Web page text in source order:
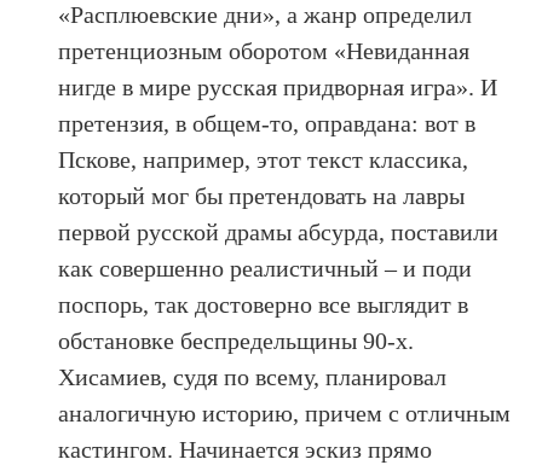
«Расплюевские дни», а жанр определил
претенциозным оборотом «Невиданная
нигде в мире русская придворная игра». И
претензия, в общем-то, оправдана: вот в
Пскове, например, этот текст классика,
который мог бы претендовать на лавры
первой русской драмы абсурда, поставили
как совершенно реалистичный – и поди
поспорь, так достоверно все выглядит в
обстановке беспредельщины 90-х.
Хисамиев, судя по всему, планировал
аналогичную историю, причем с отличным
кастингом. Начинается эскиз прямо